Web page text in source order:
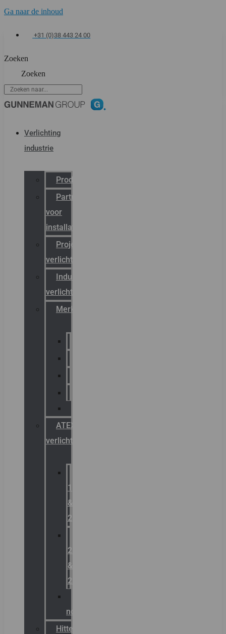
Ga naar de inhoud
+31 (0)38 443 24 00
Zoeken
Zoeken
Verlichting
industrie
Productcatalogus
Partner
voor
installateurs
Projectreferenties
verlichting
Industriële
verlichting
Merken
ATEX
verlichting
1
&
2
21
&
22
noodverlichting
Hittebestendige